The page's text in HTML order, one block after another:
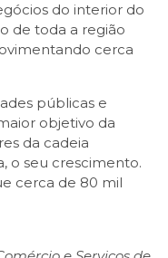
do interior do
de toda a região
cerca
públicas e
objetivo da
da cadeia
o seu crescimento.
cerca de 80 mil